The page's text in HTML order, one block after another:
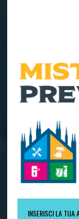
INSERISCI LA TUA